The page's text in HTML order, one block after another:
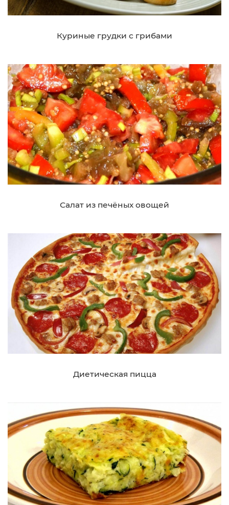
Куриные грудки с грибами
Салат из печёных овощей
Диетическая пицца